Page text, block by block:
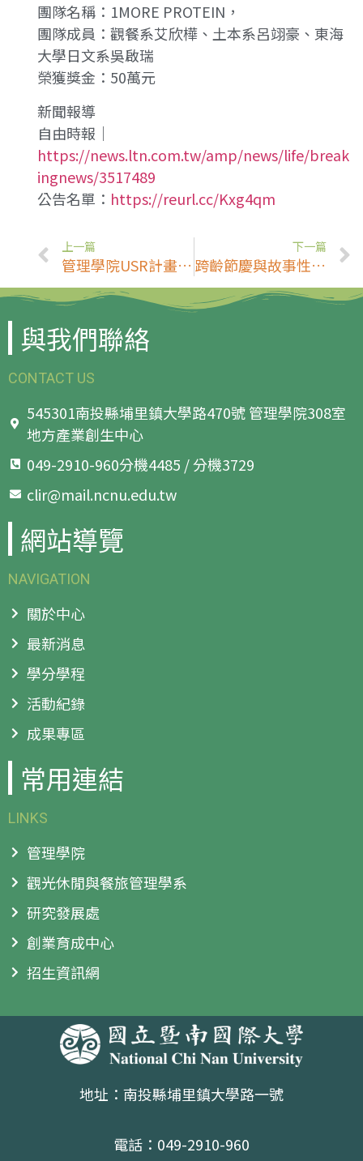
團隊名稱：1MORE PROTEIN，
團隊成員：觀餐系艾欣樺、土本系呂翊豪、東海
大學日文系吳啟瑞
榮獲獎金：50萬元
新聞報導
自由時報｜
https://news.ltn.com.tw/amp/news/life/break
ingnews/3517489
公告名單： https://reurl.cc/Kxg4qm
上一篇
管理學院USR計畫辦理「兼任助理知能研習工作坊」(5/1)
下一篇
跨齡節慶與故事性餐點開發與行銷培訓班 暨大班成果發表會[第一場] (5/25)
與我們聯絡
CONTACT US
545301南投縣埔里鎮大學路470號 管理學院308室
地方產業創生中心
049-2910-960分機4485 / 分機3729
clir@mail.ncnu.edu.tw
網站導覽
NAVIGATION
關於中心
最新消息
學分學程
活動紀錄
成果專區
常用連結
LINKS
管理學院
觀光休閒與餐旅管理學系
研究發展處
創業育成中心
招生資訊網
地址：南投縣埔里鎮大學路一號
電話：049-2910-960